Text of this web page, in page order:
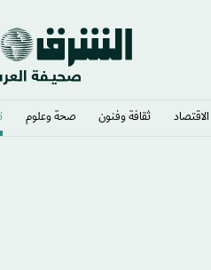
الاقتصاد ثقافة وفنون صحة وعلوم